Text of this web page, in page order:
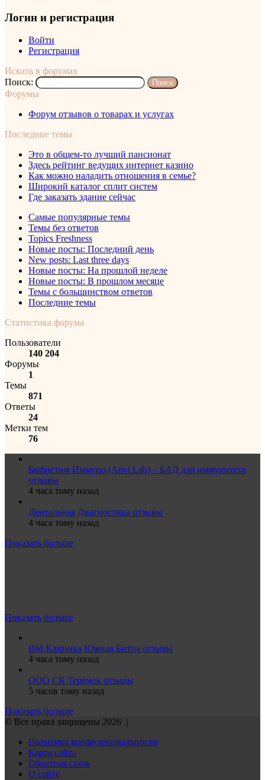
Логин и регистрация
Войти
Регистрация
Искать в форумах
Поиск:
Форумы
Форум отзывов о товарах и услугах
Последние темы
Это в общем-то лучший пансионат
Здесь рейтинг ведущих интернет казино
Как можно наладить отношения в семье?
Широкий каталог сплит систем
Где заказать здание сейчас
Самые популярные темы
Темы без ответов
Topics Freshness
Новые посты: Последний день
New posts: Last three days
Новые посты: На прошлой неделе
Новые посты: В прошлом месяце
Темы с большинством ответов
Последние темы
Статистика форума
Пользователи
140 204
Форумы
1
Темы
871
Ответы
24
Метки тем
76
Бифистим Иммуно (Anvi Lab) – БАД для иммунитета
отзывы
4 часа тому назад
Дентальная Диагностика отзывы
4 часа тому назад
Показать больше
Показать больше
ВМ Клиника Южная Битца отзывы
4 часа тому назад
ООО СК Теремок отзывы
5 часов тому назад
Показать больше
© Все права защищены 2026 |
Политика конфиденциальности
Карта сайта
Обратная связь
О сайте